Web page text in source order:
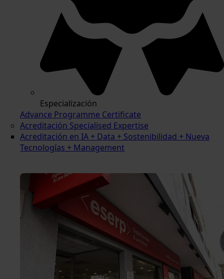
Especialización
Advance Programme Certificate
Acreditación Specialised Expertise
Acreditación en IA + Data + Sostenibilidad + Nueva
Tecnologías + Management